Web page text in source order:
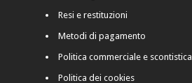
Resi e restituzioni
Metodi di pagamento
Politica commerciale e scontistica
Politica dei cookies